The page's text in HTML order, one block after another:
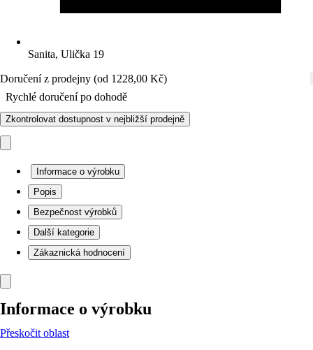
Sanita, Ulička 19
Doručení z prodejny (od 1228,00 Kč)
Rychlé doručení po dohodě
Zkontrolovat dostupnost v nejbližší prodejně
Informace o výrobku
Popis
Bezpečnost výrobků
Další kategorie
Zákaznická hodnocení
Informace o výrobku
Přeskočit oblast